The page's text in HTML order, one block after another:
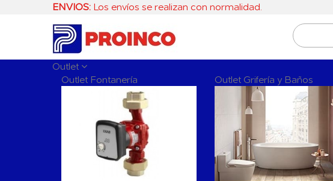
ENVIOS: Los envíos se realizan con normalidad.
Outlet
Outlet Fontanería
Outlet Grifería y Baños